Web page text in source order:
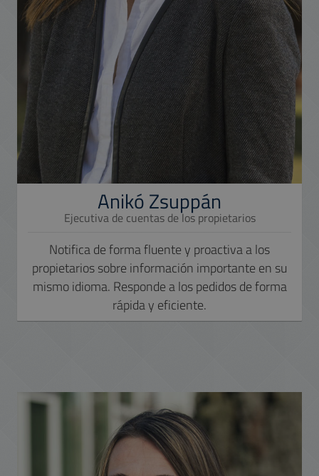
Anikó Zsuppán
Ejecutiva de cuentas de los propietarios
Notifica de forma fluente y proactiva a los
propietarios sobre información importante en su
mismo idioma. Responde a los pedidos de forma
rápida y eficiente.